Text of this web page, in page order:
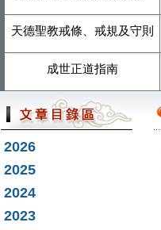
天德聖教戒條、戒規及守則
成世正道指南
2026
2025
2024
2023